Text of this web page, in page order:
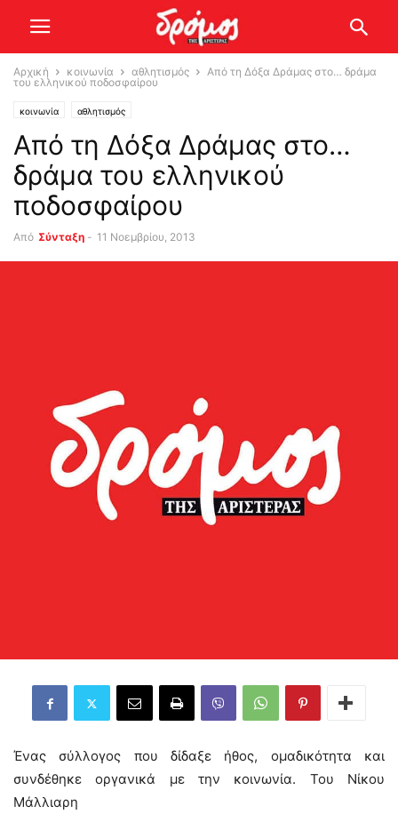
Αρχική κοινωνία αθλητισμός
Από τη Δόξα Δράμας στο… δράμα
του ελληνικού ποδοσφαίρου
κοινωνία αθλητισμός
Από τη Δόξα Δράμας στο…
δράμα του ελληνικού
ποδοσφαίρου
Από Σύνταξη - 11 Νοεμβρίου, 2013
Ένας σύλλογος που δίδαξε ήθος, ομαδικότητα και
συνδέθηκε οργανικά με την κοινωνία. Του Νίκου
Μάλλιαρη